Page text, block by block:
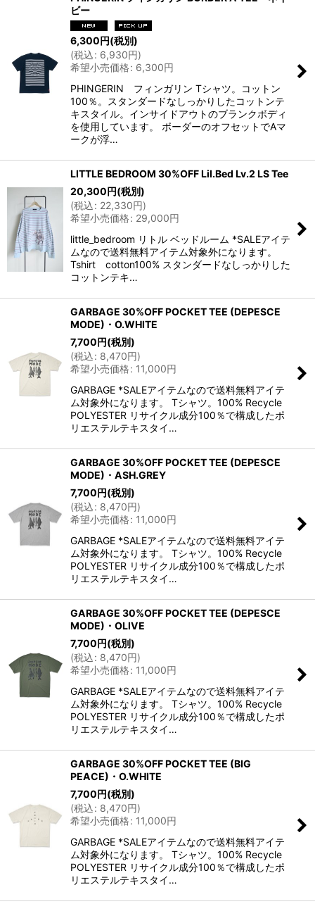
ビー
6,300円(税別)
(税込: 6,930円)
希望小売価格: 6,300円
PHINGERIN フィンガリン Tシャツ。コットン
100％。スタンダードなしっかりしたコットンテ
キスタイル。インサイドアウトのブランクボディ
を使用しています。 ボーダーのオフセットでAマ
ークが浮…
LITTLE BEDROOM 30%OFF Lil.Bed Lv.2 LS Tee
20,300円(税別)
(税込: 22,330円)
希望小売価格: 29,000円
little_bedroom リトル ベッドルーム *SALEアイテ
ムなので送料無料アイテム対象外になります。
Tshirt cotton100% スタンダードなしっかりした
コットンテキ…
GARBAGE 30%OFF POCKET TEE (DEPESCE
MODE)・O.WHITE
7,700円(税別)
(税込: 8,470円)
希望小売価格: 11,000円
GARBAGE *SALEアイテムなので送料無料アイテ
ム対象外になります。 Tシャツ。100% Recycle
POLYESTER リサイクル成分100％で構成したポ
リエステルテキスタイ…
GARBAGE 30%OFF POCKET TEE (DEPESCE
MODE)・ASH.GREY
7,700円(税別)
(税込: 8,470円)
希望小売価格: 11,000円
GARBAGE *SALEアイテムなので送料無料アイテ
ム対象外になります。 Tシャツ。100% Recycle
POLYESTER リサイクル成分100％で構成したポ
リエステルテキスタイ…
GARBAGE 30%OFF POCKET TEE (DEPESCE
MODE)・OLIVE
7,700円(税別)
(税込: 8,470円)
希望小売価格: 11,000円
GARBAGE *SALEアイテムなので送料無料アイテ
ム対象外になります。 Tシャツ。100% Recycle
POLYESTER リサイクル成分100％で構成したポ
リエステルテキスタイ…
GARBAGE 30%OFF POCKET TEE (BIG
PEACE)・O.WHITE
7,700円(税別)
(税込: 8,470円)
希望小売価格: 11,000円
GARBAGE *SALEアイテムなので送料無料アイテ
ム対象外になります。 Tシャツ。100% Recycle
POLYESTER リサイクル成分100％で構成したポ
リエステルテキスタイ…